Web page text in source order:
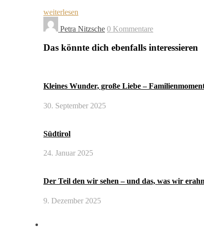
weiterlesen
Petra Nitzsche 0 Kommentare
Das könnte dich ebenfalls interessieren
Kleines Wunder, große Liebe –
30. September 2025
Südtirol
24. Januar 2025
Der Teil den wir sehen – und das, was wir
9. Dezember 2025